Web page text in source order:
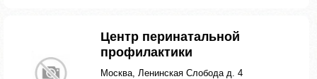
Центр перинатальной
профилактики
Москва, Ленинская Слобода д. 4